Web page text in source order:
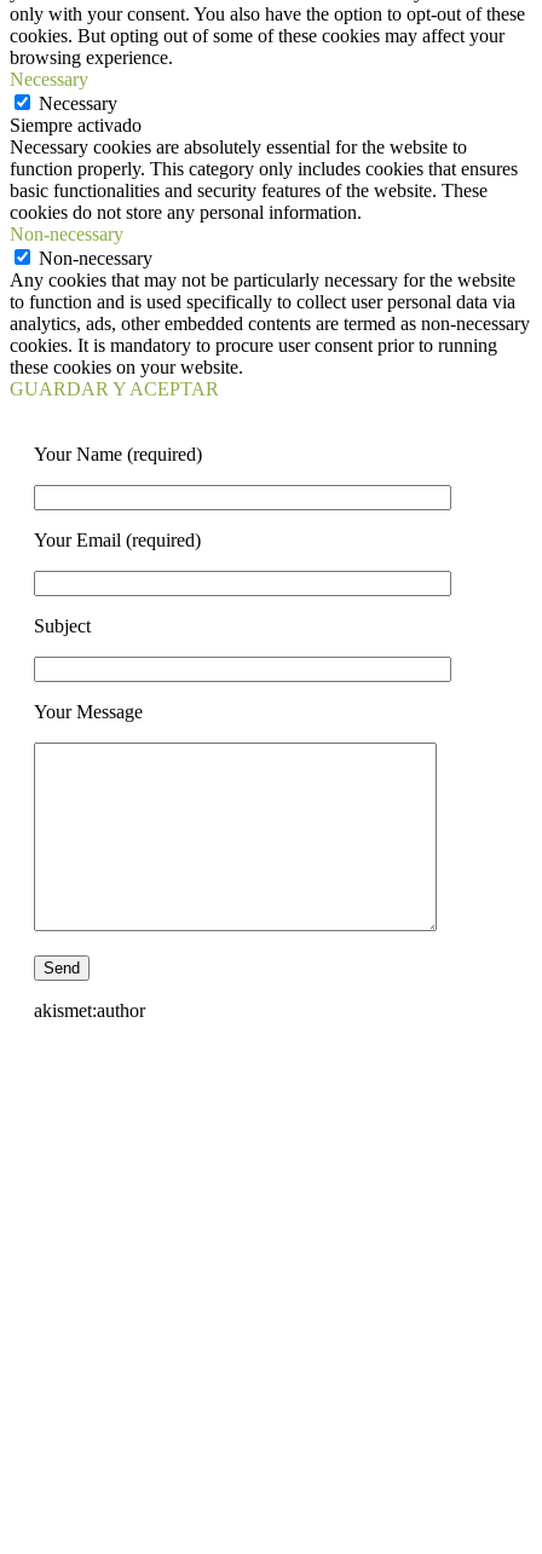
only with your consent. You also have the option to opt-out of these
cookies. But opting out of some of these cookies may affect your
browsing experience.
Necessary
Necessary
Siempre activado
Necessary cookies are absolutely essential for the website to
function properly. This category only includes cookies that ensures
basic functionalities and security features of the website. These
cookies do not store any personal information.
Non-necessary
Non-necessary
Any cookies that may not be particularly necessary for the website
to function and is used specifically to collect user personal data via
analytics, ads, other embedded contents are termed as non-necessary
cookies. It is mandatory to procure user consent prior to running
these cookies on your website.
GUARDAR Y ACEPTAR
Your Name (required)
Your Email (required)
Subject
Your Message
akismet:author